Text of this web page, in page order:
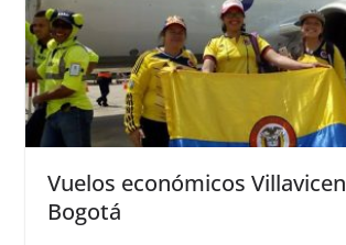
Vuelos económicos
Bogotá